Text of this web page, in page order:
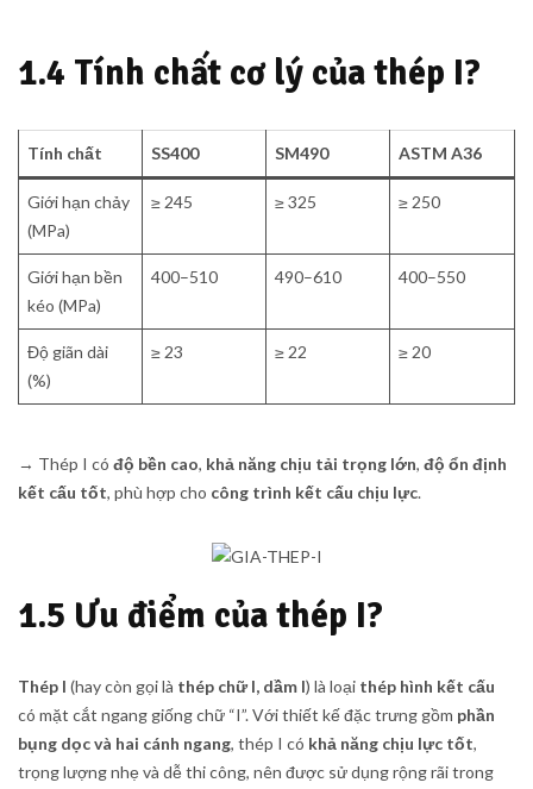
1.4 Tính chất cơ lý của thép I?
Tính chất SS400 SM490 ASTM A36
Giới hạn chảy
(MPa)
≥ 245 ≥ 325 ≥ 250
Giới hạn bền
kéo (MPa)
400–510 490–610 400–550
Độ giãn dài
(%)
≥ 23 ≥ 22 ≥ 20
→ Thép I có độ bền cao, khả năng chịu tải trọng lớn, độ ổn định
kết cấu tốt, phù hợp cho công trình kết cấu chịu lực.
1.5 Ưu điểm của thép I?
Thép I (hay còn gọi là thép chữ I, dầm I) là loại thép hình kết cấu
có mặt cắt ngang giống chữ “I”. Với thiết kế đặc trưng gồm phần
bụng dọc và hai cánh ngang, thép I có khả năng chịu lực tốt,
trọng lượng nhẹ và dễ thi công, nên được sử dụng rộng rãi trong